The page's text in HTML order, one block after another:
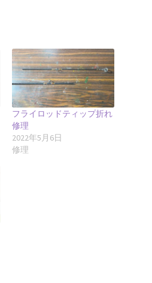
フライロッドティップ折れ
修理
2022年5月6日
修理